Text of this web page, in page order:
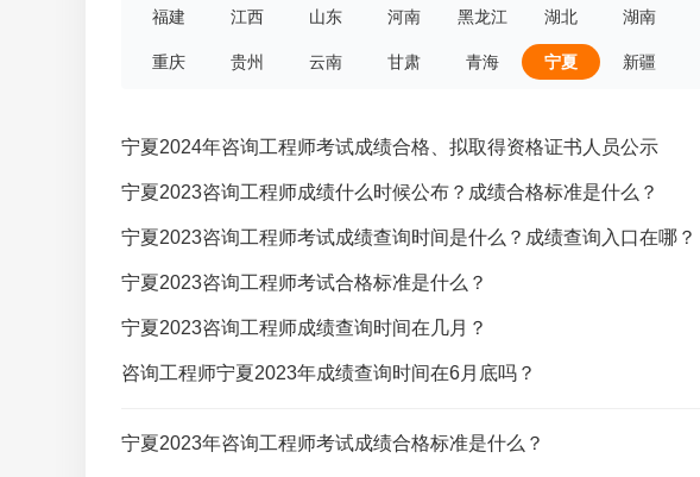
福建 江西 山东 河南 黑龙江 湖北 湖南
重庆 贵州 云南 甘肃 青海 宁夏 新疆
宁夏2024年咨询工程师考试成绩合格、拟取得资格证书人员公示
宁夏2023咨询工程师成绩什么时候公布？成绩合格标准是什么？
宁夏2023咨询工程师考试成绩查询时间是什么？成绩查询入口在哪？
宁夏2023咨询工程师考试合格标准是什么？
宁夏2023咨询工程师成绩查询时间在几月？
咨询工程师宁夏2023年成绩查询时间在6月底吗？
宁夏2023年咨询工程师考试成绩合格标准是什么？